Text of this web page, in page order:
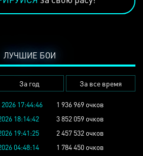
ЛУЧШИЕ БОИ
За год За все время
17:44:46
1 936 969 очков
18:14:42
3 852 059 очков
19:41:25
2 457 532 очков
04:48:14
1 784 450 очков